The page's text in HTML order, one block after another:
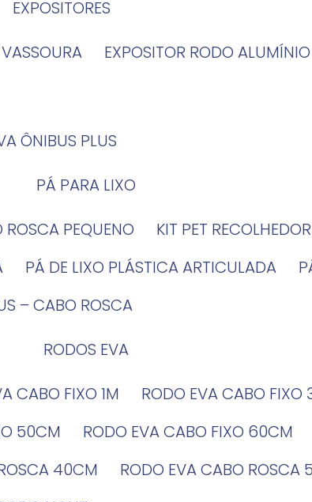
EXPOSITORES
VASSOURA EXPOSITOR RODO ALUMÍNIO
ÔNIBUS PLUS
PÁ PARA LIXO
ROSCA PEQUENO KIT PET RECOLHEDOR
PÁ DE LIXO PLÁSTICA ARTICULADA
– CABO ROSCA
RODOS EVA
CABO FIXO 1M
RODO EVA CABO FIXO
50CM RODO EVA CABO FIXO 60CM
40CM
RODO EVA CABO ROSCA